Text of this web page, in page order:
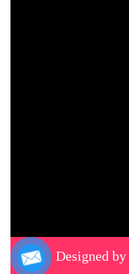
Designed by